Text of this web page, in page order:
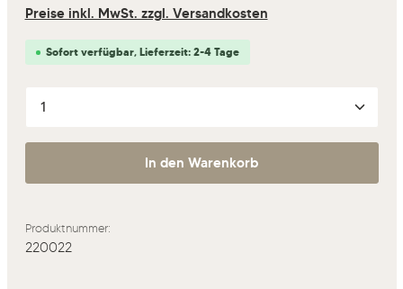
Preise inkl. MwSt. zzgl. Versandkosten
Sofort verfügbar, Lieferzeit: 2-4 Tage
Produkt Anzahl: Gib den gewünschten Wert ein
In den Warenkorb
Produktnummer:
220022